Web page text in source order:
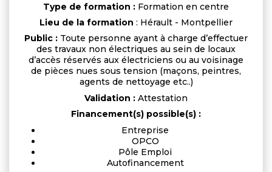
Type de formation : Formation en centre
Lieu de la formation : Hérault - Montpellier
Public : Toute personne ayant à charge d’effectuer
des travaux non électriques au sein de locaux
d’accès réservés aux électriciens ou au voisinage
de pièces nues sous tension (maçons, peintres,
agents de nettoyage etc..)
Validation : Attestation
Financement(s) possible(s) :
Entreprise
OPCO
Pôle Emploi
Autofinancement